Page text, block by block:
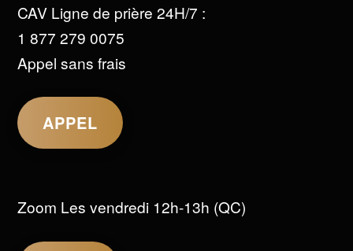
CAV Ligne de prière 24H/7 :
1 877 279 0075
Appel sans frais
APPEL
Zoom Les vendredi 12h-13h (QC)